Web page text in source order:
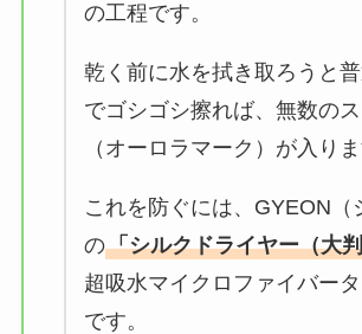
の工程です。
乾く前に水を拭き取ろうと
でゴシゴシ擦れば、無数の
（オーロラマーク）が入りま
これを防ぐには、GYEON（
の「シルクドライヤー（大
超吸水マイクロファイバー
です。